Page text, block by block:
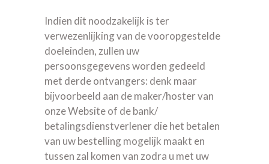
Indien dit noodzakelijk is ter
verwezenlijking van de vooropgestelde
doeleinden, zullen uw
persoonsgegevens worden gedeeld
met derde ontvangers: denk maar
bijvoorbeeld aan de maker/hoster van
onze Website of de bank/
betalingsdienstverlener die het betalen
van uw bestelling mogelijk maakt en
tussen zal komen van zodra u met uw